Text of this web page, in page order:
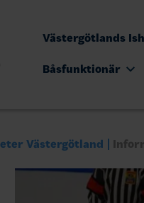
Västergötlands
Båsfunktionär
Västergötland